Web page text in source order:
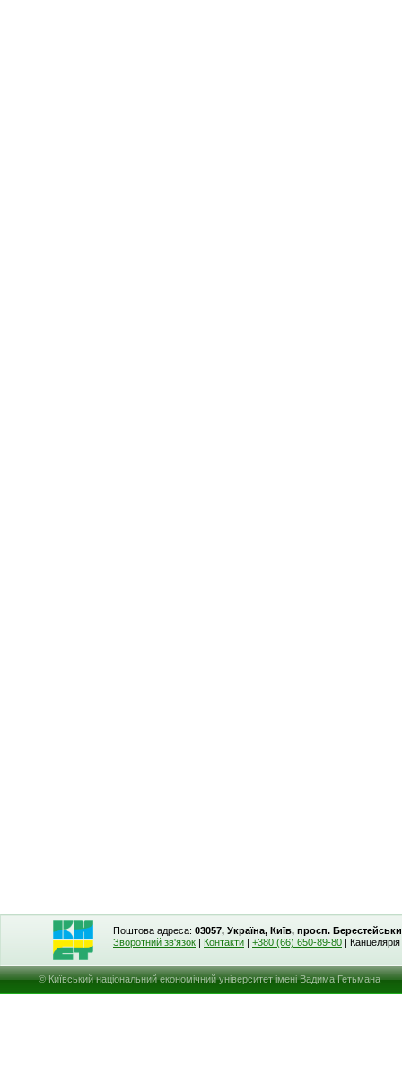
Поштова адреса: 03057, Україна, Київ, просп.
Зворотний зв'язок | Контакти | +380 (66) 650-89-80 | Канцелярія
© Київський національний економічний університет імені Вадима Гетьмана